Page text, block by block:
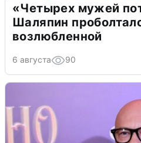
«Четырех мужей
Шаляпин
возлюбленной
6 августа 90